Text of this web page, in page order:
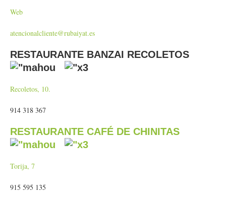
Web
atencionalcliente@rubaiyat.es
RESTAURANTE BANZAI RECOLETOS
Recoletos, 10.
914 318 367
RESTAURANTE CAFÉ DE CHINITAS
Torija, 7
915 595 135